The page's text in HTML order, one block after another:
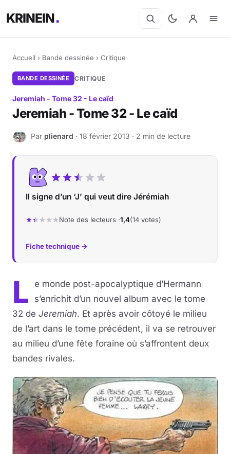
KRINEIN
Accueil › Bande dessinée › Critique
BANDE DESSINÉE CRITIQUE
Jeremiah - Tome 32 - Le caïd
Jeremiah - Tome 32 - Le caïd
P Par plienard · 18 février 2013 · 2 min de lecture
Il signe d’un ‘J’ qui veut dire Jérémiah
Note des lecteurs ·1,4(14 votes)
Fiche technique →
L
e monde post-apocalyptique d’Hermann
s’enrichit d’un nouvel album avec le tome
32 de Jeremiah. Et après avoir côtoyé le milieu
de l’art dans le tome précédent, il va se retrouver
au milieu d’une fête foraine où s’affrontent deux
bandes rivales.